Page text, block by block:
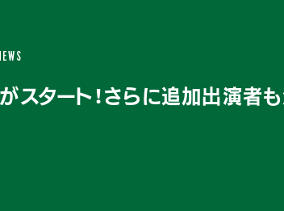
スタート！さらに追加出演者も